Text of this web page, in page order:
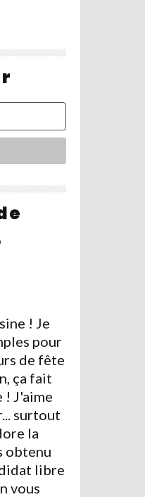
! Je
pour
de fête
ça fait
! J'aime
surtout
la
obtenu
libre
vous